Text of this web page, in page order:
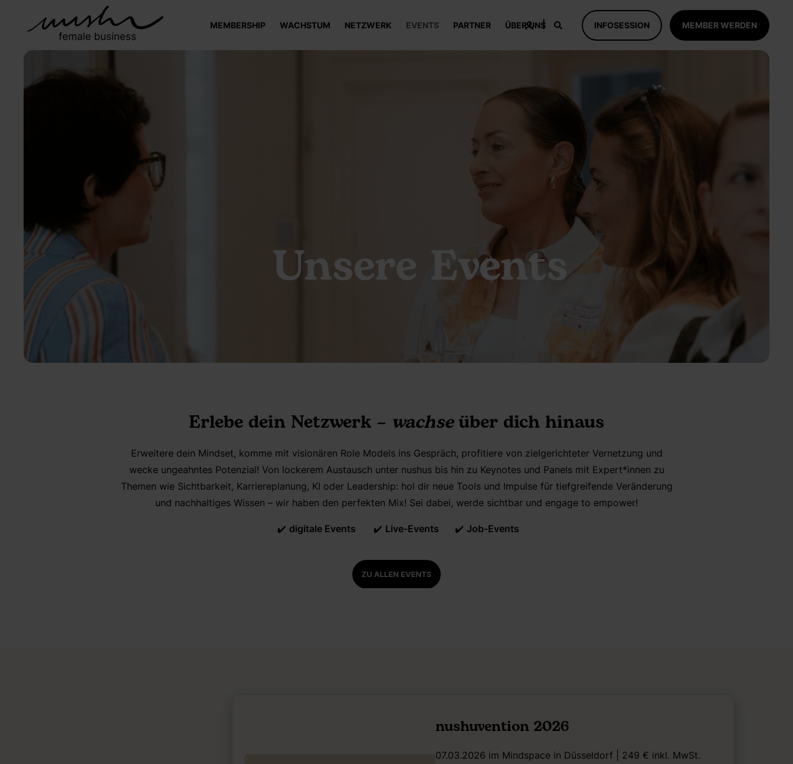
MEMBERSHIP WACHSTUM NETZWERK EVENTS PARTNER ÜBER UNS INFOSESSION MEMBER WERDEN
Unsere Events
Erlebe dein Netzwerk – wachseüber dich hinaus
Erweitere dein Mindset, komme mit visionären Role Models ins Gespräch, profitiere von zielgerichteter Vernetzung und
wecke ungeahntes Potenzial! Von lockerem Austausch unter nushus bis hin zu Keynotes und Panels mit Expert*innen zu
Themen wie Sichtbarkeit, Karriereplanung, KI oder Leadership: hol dir neue Tools und Impulse für tiefgreifende Veränderung
und nachhaltiges Wissen – wir haben den perfekten Mix! Sei dabei, werde sichtbar und engage to empower!
✔️ digitale Events ✔️ Live-Events ✔️ Job-Events
nushuvention 2026
07.03.2026 im Mindspace in Düsseldorf | 249 € inkl. MwSt.